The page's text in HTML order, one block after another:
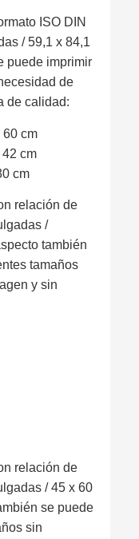
ISO DIN
/ 59,1 x 84,1
puede imprimir
de
de calidad:
60 cm
cm
cm
relación de
/
también
tamaños
y sin
relación de
/ 45 x 60
se puede
sin